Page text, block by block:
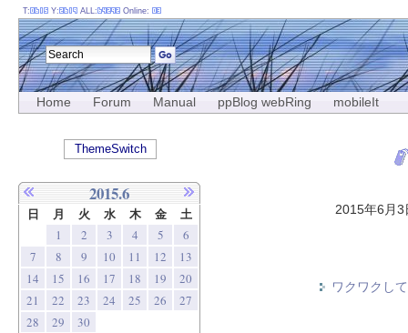
Home Forum Manual ppBlog webRing mobileIt
2015年6月
ワクワクし
T: Y: ALL: Online:
ThemeSwitch
2015.6
日 月 火 水 木 金 土
1 2 3 4 5
6
7
8 9 10 11 12
13
14
15 16 17 18 19
20
21
22 23 24 25 26
27
28
29 30